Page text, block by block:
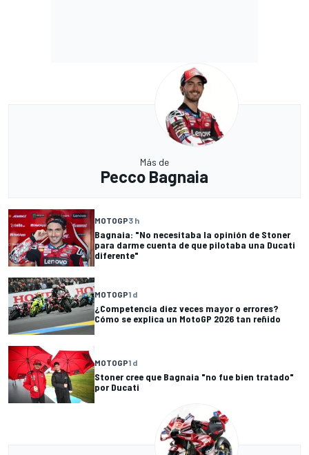
Más de
Pecco Bagnaia
MOTOGP3 h
Bagnaia: "No necesitaba la opinión de Stoner
para darme cuenta de que pilotaba una Ducati
diferente"
MOTOGP1 d
¿Competencia diez veces mayor o errores?
Cómo se explica un MotoGP 2026 tan reñido
MOTOGP1 d
Stoner cree que Bagnaia "no fue bien tratado"
por Ducati